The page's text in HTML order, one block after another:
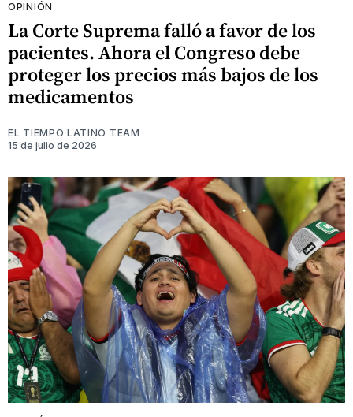
OPINIÓN
La Corte Suprema falló a favor de los
pacientes. Ahora el Congreso debe
proteger los precios más bajos de los
medicamentos
EL TIEMPO LATINO TEAM
15 de julio de 2026